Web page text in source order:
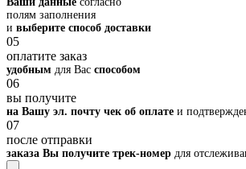
полям заполнения
и выберите способ доставки
05
оплатите заказ
удобным для Вас способом
06
вы получите
на Вашу эл. почту чек об оплате и
07
после отправки
заказа Вы получите трек-номер для